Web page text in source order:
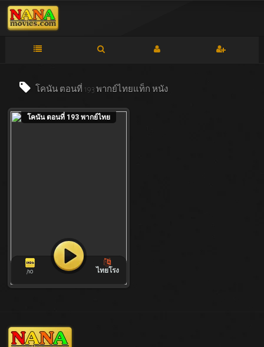
โคนัน ตอนที่ 193 พากย์ไทยแท็ก หนัง
โคนัน ตอนที่ 193 พากย์ไทย
/10 ไทยโรง